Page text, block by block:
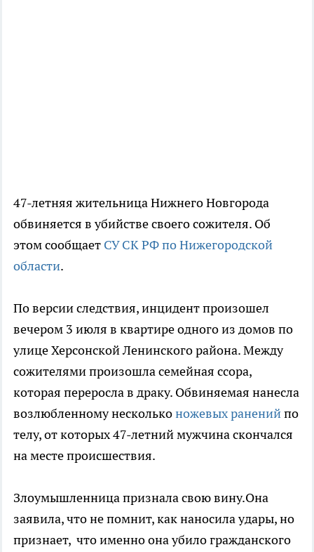
47-летняя жительница Нижнего Новгорода
обвиняется в убийстве своего сожителя. Об
этом сообщает СУ СК РФ по Нижегородской
области.
По версии следствия, инцидент произошел
вечером 3 июля в квартире одного из домов по
улице Херсонской Ленинского района. Между
сожителями произошла семейная ссора,
которая переросла в драку. Обвиняемая нанесла
возлюбленному нескольконожевых раненийпо
телу, от которых 47-летний мужчина скончался
на месте происшествия.
Злоумышленница признала свою вину.Она
заявила, что не помнит, как наносила удары, но
признает, что именно она убило гражданского